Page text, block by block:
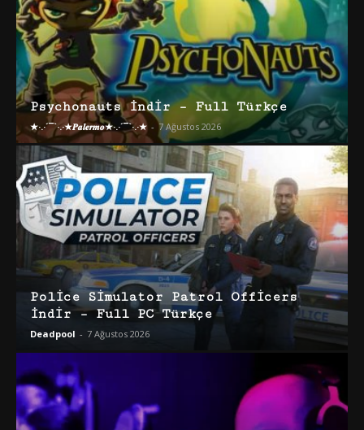
Psychonauts İndir – Full Türkçe
★·.·´¯`·.·★𝑷𝒂𝒍𝒆𝒓𝒎𝒐★·.·´¯`·.·★ - 7 Ağustos 2026
Police Simulator Patrol Officers
İndir – Full PC Türkçe
Deadpool - 7 Ağustos 2026